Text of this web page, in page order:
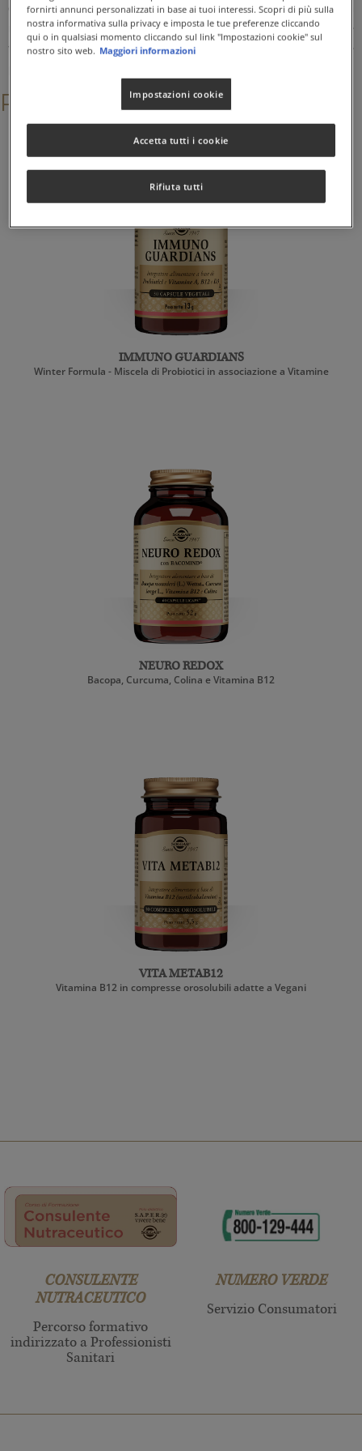
dell’omocisteina, al normale metabolismo energetico e alla
riduzione della stanchezza e dell’affaticamento, al normale
funzionamento del sistema nervoso e alla normale funzione
Prodotti correlati
IMMUNO GUARDIANS
Winter Formula - Miscela di Probiotici in associazione a Vitamine
NEURO REDOX
Bacopa, Curcuma, Colina e Vitamina B12
VITA METAB12
Vitamina B12 in compresse orosolubili adatte a Vegani
CONSULENTE
NUTRACEUTICO
Percorso formativo
indirizzato a Professionisti
Sanitari
NUMERO VERDE
Servizio Consumatori
fornirti annunci personalizzati in base ai tuoi interessi. Scopri di più sulla
nostra informativa sulla privacy e imposta le tue preferenze cliccando
qui o in qualsiasi momento cliccando sul link "Impostazioni cookie" sul
nostro sito web. Maggiori informazioni
Impostazioni cookie
Rifiuta tutti
Accetta tutti i cookie